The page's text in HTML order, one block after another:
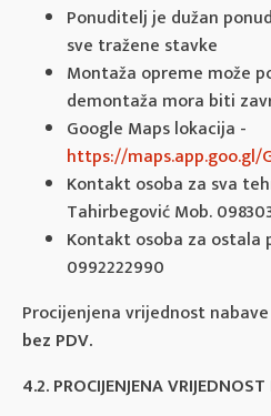
Ponuditelj je dužan
sve tražene stavke
Montaža opreme može
demontaža mora biti
Google Maps lokacija -
https://maps.app.goo.gl/
Kontakt osoba za sva
Tahirbegović Mob.
Kontakt osoba za ostala
0992222990
Procijenjena vrijednost
bez PDV.
4.2. PROCIJENJENA